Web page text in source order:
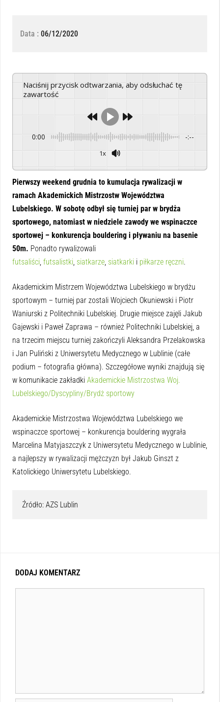
Data : 06/12/2020
Naciśnij przycisk odtwarzania, aby odsłuchać tę
zawartość
0:00 -:--
1x
Pierwszy weekend grudnia to kumulacja rywalizacji w
ramach Akademickich Mistrzostw Województwa
Lubelskiego. W sobotę odbył się turniej par w brydża
sportowego, natomiast w niedziele zawody we wspinaczce
sportowej – konkurencja bouldering i pływaniu na basenie
50m. Ponadto rywalizowali
futsaliści, futsalistki, siatkarze, siatkarki i piłkarze ręczni.
Akademickim Mistrzem Województwa Lubelskiego w brydżu
sportowym – turniej par zostali Wojciech Okuniewski i Piotr
Waniurski z Politechniki Lubelskiej. Drugie miejsce zajęli Jakub
Gajewski i Paweł Zaprawa – również Politechniki Lubelskiej, a
na trzecim miejscu turniej zakończyli Aleksandra Przelakowska
i Jan Puliński z Uniwersytetu Medycznego w Lublinie (całe
podium – fotografia główna). Szczegółowe wyniki znajdują się
w komunikacie zakładki Akademickie Mistrzostwa Woj.
Lubelskiego/Dyscypliny/Brydż sportowy
Akademickie Mistrzostwa Województwa Lubelskiego we
wspinaczce sportowej – konkurencja bouldering wygrała
Marcelina Matyjaszczyk z Uniwersytetu Medycznego w Lublinie,
a najlepszy w rywalizacji mężczyzn był Jakub Ginszt z
Katolickiego Uniwersytetu Lubelskiego.
Źródło: AZS Lublin
DODAJ KOMENTARZ